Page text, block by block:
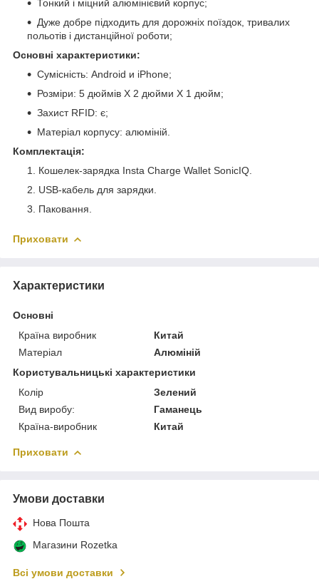
Тонкий і міцний алюмінієвий корпус;
Дуже добре підходить для дорожніх поїздок, тривалих
польотів і дистанційної роботи;
Основні характеристики:
Сумісність: Android и iPhone;
Розміри: 5 дюймів X 2 дюйми X 1 дюйм;
Захист RFID: є;
Матеріал корпусу: алюміній.
Комплектація:
Кошелек-зарядка Insta Charge Wallet SonicIQ.
USB-кабель для зарядки.
Паковання.
Приховати
Характеристики
Основні
Країна виробник
Китай
Матеріал
Алюміній
Користувальницькі характеристики
Колір
Зелений
Вид виробу:
Гаманець
Країна-виробник
Китай
Приховати
Умови доставки
Нова Пошта
Магазини Rozetka
Всі умови доставки